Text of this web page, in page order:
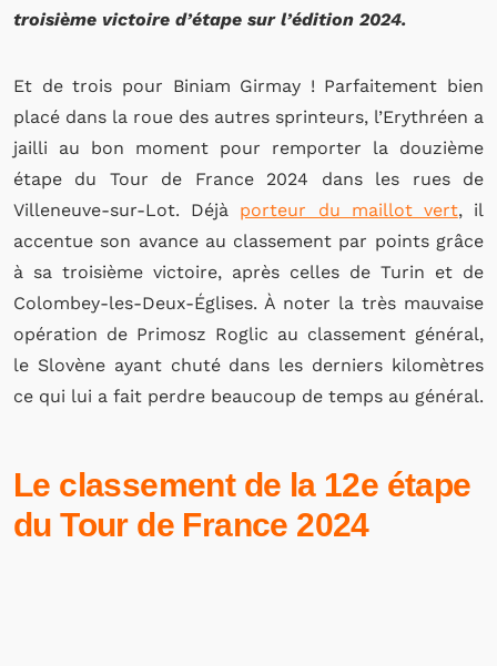
troisième victoire d’étape sur l’édition 2024.
Et de trois pour Biniam Girmay ! Parfaitement bien
placé dans la roue des autres sprinteurs, l’Erythréen a
jailli au bon moment pour remporter la douzième
étape du Tour de France 2024 dans les rues de
Villeneuve-sur-Lot. Déjà porteur du maillot vert, il
accentue son avance au classement par points grâce
à sa troisième victoire, après celles de Turin et de
Colombey-les-Deux-Églises. À noter la très mauvaise
opération de Primosz Roglic au classement général,
le Slovène ayant chuté dans les derniers kilomètres
ce qui lui a fait perdre beaucoup de temps au général.
Le classement de la 12e étape
du Tour de France 2024